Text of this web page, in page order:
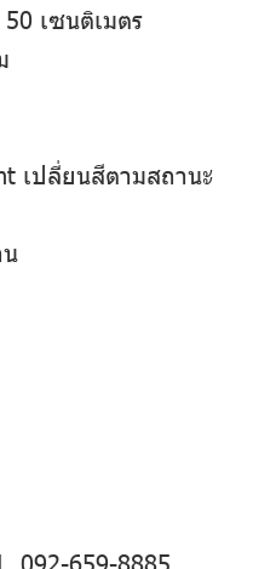
เซนติเมตร
เปลี่ยนสีตามสถานะ
, 092-659-8885